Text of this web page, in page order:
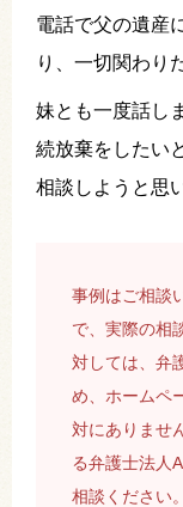
電話で父の遺産
り、一切関わり
妹とも一度話し
続放棄をしたい
相談しようと思
事例はご相談
で、実際の相
対しては、弁
め、ホームペ
対にありませ
る弁護士法人
相談ください。